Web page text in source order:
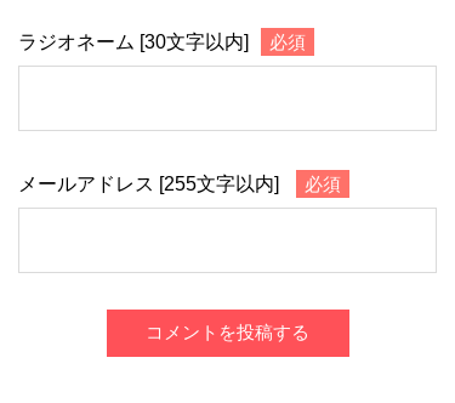
ラジオネーム [30文字以内] 必須
メールアドレス [255文字以内] 必須
コメントを投稿する